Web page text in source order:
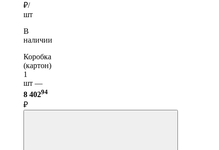
₽/
шт
В
наличии
Коробка
(картон)
1
шт —
8 40294
₽